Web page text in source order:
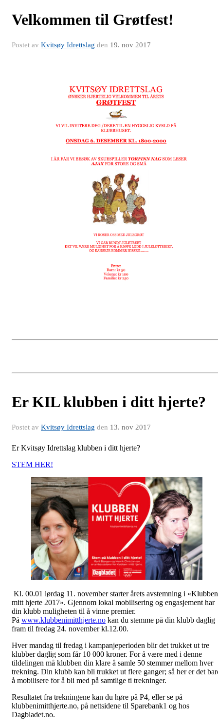
Velkommen til Grøtfest!
Postet av Kvitsøy Idrettslag den 19. nov 2017
Er KIL klubben i ditt hjerte?
Postet av Kvitsøy Idrettslag den 13. nov 2017
Er Kvitsøy Idrettslag klubben i ditt hjerte?
STEM HER!
Kl. 00.01 lørdag 11. november starter årets avstemning i
mitt hjerte 2017». Gjennom lokal mobilisering og engasjement har
din klubb muligheten til å vinne premier.
På www.klubbenimitthjerte.no kan du stemme på din klubb daglig
fram til fredag 24. november kl.12.00.
Hver mandag til fredag i kampanjeperioden blir det trukket ut tre
klubber daglig som får 10 000 kroner. For å være med i denne
tildelingen må klubben din klare å samle 50 stemmer mellom hver
trekning. Din klubb kan bli trukket ut flere ganger; så her er det
å mobilisere for å bli med på samtlige ti trekninger.
Resultatet fra trekningene kan du høre på P4, eller se på
klubbenimitthjerte.no, på nettsidene til Sparebank1 og hos
Dagbladet.no.